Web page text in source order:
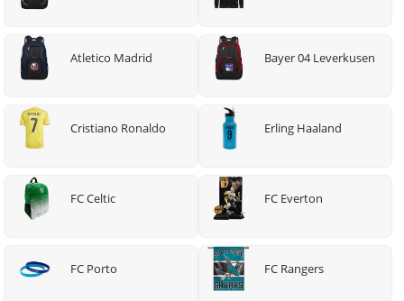
Atletico Madrid Bayer 04 Leverkusen
Cristiano Ronaldo Erling Haaland
FC Celtic FC Everton
FC Porto FC Rangers